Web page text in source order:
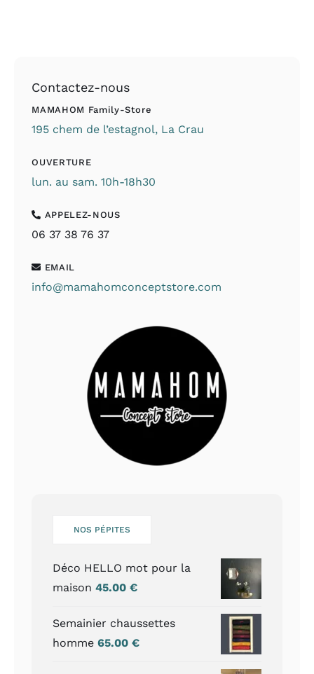
Contactez-nous
MAMAHOM Family-Store
195 chem de l’estagnol, La Crau
OUVERTURE
lun. au sam. 10h-18h30
APPELEZ-NOUS
06 37 38 76 37
EMAIL
info@mamahomconceptstore.com
NOS PÉPITES
Déco HELLO mot pour la
maison 45.00€
Semainier chaussettes
homme 65.00€